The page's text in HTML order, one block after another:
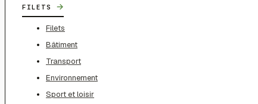
FILETS →
Filets
Bâtiment
Transport
Environnement
Sport et loisir